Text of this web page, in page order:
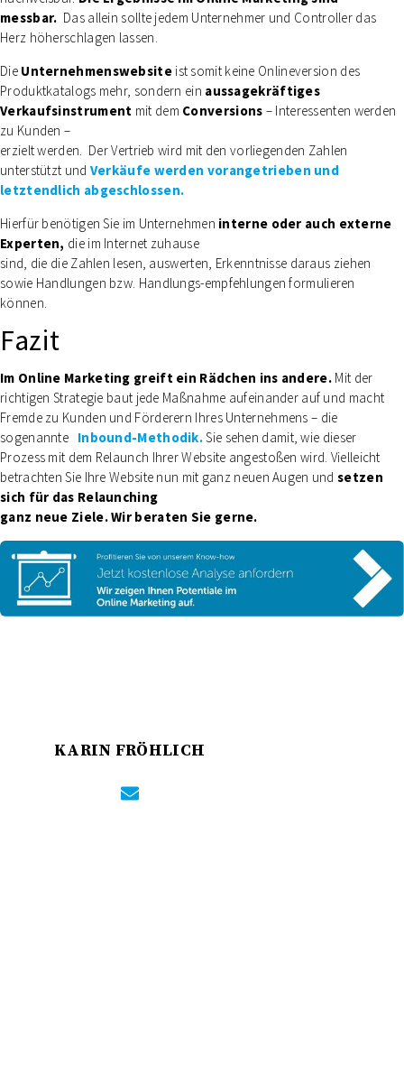
messbar. Das allein sollte jedem Unternehmer und Controller das
Herz höherschlagen lassen.
Die Unternehmenswebsiteist somit keine Onlineversion des
Produktkatalogs mehr, sondern ein aussagekräftiges
Verkaufsinstrument mit dem Conversions – Interessenten werden
zu Kunden –
erzielt werden. Der Vertrieb wird mit den vorliegenden Zahlen
unterstützt und Verkäufe werden vorangetrieben und
letztendlich abgeschlossen.
Hierfür benötigen Sie im Unternehmen interne oder auch externe
Experten, die im Internet zuhause
sind, die die Zahlen lesen, auswerten, Erkenntnisse daraus ziehen
sowie Handlungen bzw. Handlungs-empfehlungen formulieren
können.
Fazit
Im Online Marketing greift ein Rädchen ins andere. Mit der
richtigen Strategie baut jede Maßnahme aufeinander auf und macht
Fremde zu Kunden und Förderern Ihres Unternehmens – die
sogenannte Inbound-Methodik.Sie sehen damit, wie dieser
Prozess mit dem Relaunch Ihrer Website angestoßen wird. Vielleicht
betrachten Sie Ihre Website nun mit ganz neuen Augen undsetzen
sich für das Relaunching
ganz neue Ziele. Wir beraten Sie gerne.
KARIN FRÖHLICH